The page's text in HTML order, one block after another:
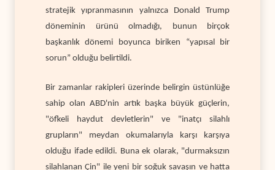
stratejik yıpranmasının yalnızca Donald Trump
döneminin ürünü olmadığı, bunun birçok
başkanlık dönemi boyunca biriken “yapısal bir
sorun” olduğu belirtildi.
Bir zamanlar rakipleri üzerinde belirgin üstünlüğe
sahip olan ABD'nin artık başka büyük güçlerin,
"öfkeli haydut devletlerin" ve "inatçı silahlı
grupların" meydan okumalarıyla karşı karşıya
olduğu ifade edildi. Buna ek olarak, "durmaksızın
silahlanan Çin" ile yeni bir soğuk savaşın ve hatta